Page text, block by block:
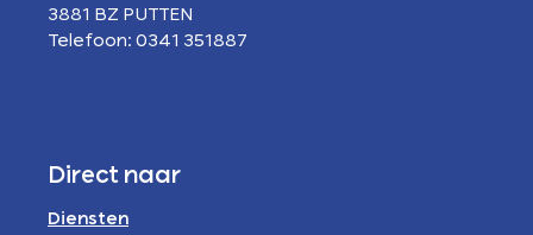
3881 BZ PUTTEN
Telefoon: 0341 351887
Direct naar
Diensten